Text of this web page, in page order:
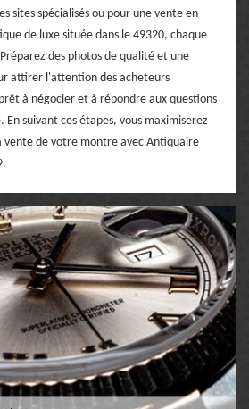
sites spécialisés ou pour une vente en
de luxe située dans le 49320, chaque
des photos de qualité et une
attirer l'attention des acheteurs
à négocier et à répondre aux questions
En suivant ces étapes, vous maximiserez
vente de votre montre avec Antiquaire